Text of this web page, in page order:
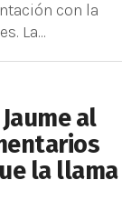
con la
La...
al
la llama